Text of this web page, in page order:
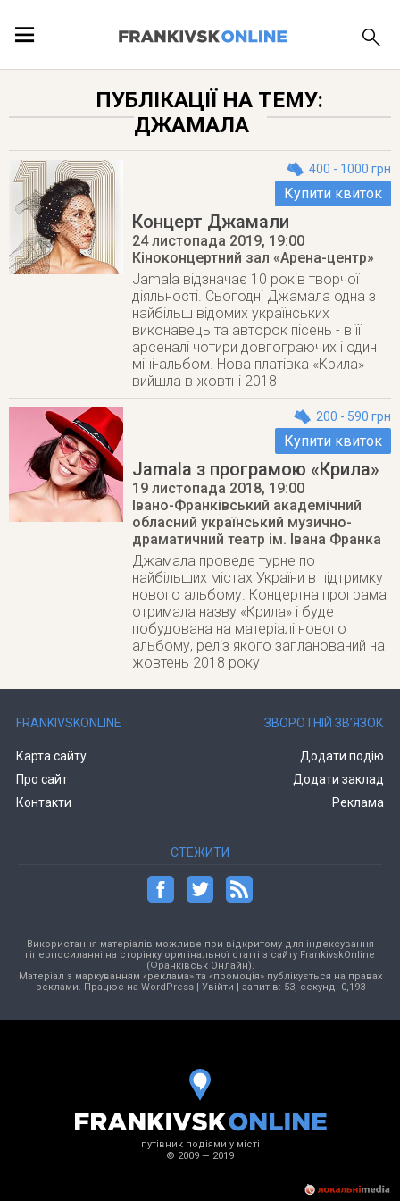
ПУБЛІКАЦІЇ
ПУБЛІКАЦІЇ НА ТЕМУ:
ДЖАМАЛА
400 - 1000 грн
Купити квиток
Концерт Джамали
24 листопада 2019, 19:00
Кіноконцертний зал «Арена-центр»
Jamala відзначає 10 років творчої
діяльності. Сьогодні Джамала одна з
найбільш відомих українських
виконавець та авторок пісень - в її
арсеналі чотири довгограючих і один
міні-альбом. Нова платівка «Крила»
вийшла в жовтні 2018
200 - 590 грн
Купити квиток
Jamala з програмою «Крила»
19 листопада 2018, 19:00
Івано-Франківський академічний
обласний український музично-
драматичний театр ім. Івана Франка
Джамала проведе турне по
найбільших містах України в підтримку
нового альбому. Концертна програма
отримала назву «Крила» і буде
побудована на матеріалі нового
альбому, реліз якого запланований на
жовтень 2018 року
FRANKIVSKONLINE
Карта сайту
Про сайт
Контакти
ЗВОРОТНІЙ ЗВ’ЯЗОК
Додати подію
Додати заклад
Реклама
СТЕЖИТИ
Використання матеріалів можливе при відкритому для індексування
гіперпосиланні на сторінку оригінальної статті з сайту FrankivskOnline
(Франківськ Онлайн).
Матеріал з маркуванням «реклама» та «промоція» публікується на правах
реклами. Працює на WordPress| Увійти | запитів: 53, секунд: 0,193
путівник подіями у місті
© 2009 — 2019